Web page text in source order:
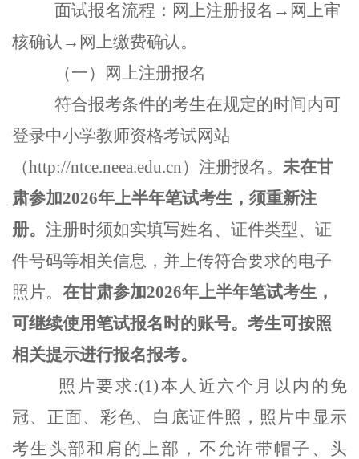
面试报名流程：网上注册报名→网上审
核确认→网上缴费确认。
（一）网上注册报名
符合报考条件的考生在规定的时间内可
登录中小学教师资格考试网站
（http://ntce.neea.edu.cn）注册报名。 未在甘
肃参加2026年上半年笔试考生，须重新注
册。 注册时须如实填写姓名、证件类型、证
件号码等相关信息，并上传符合要求的电子
照片。 在甘肃参加2026年上半年笔试考生，
可继续使用笔试报名时的账号。考生可按照
相关提示进行报名报考。
照片要求:(1)本人近六个月以内的免
冠、正面、彩色、白底证件照，照片中显示
考生头部和肩的上部，不允许带帽子、头